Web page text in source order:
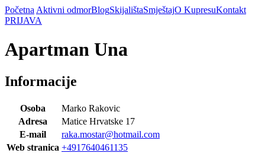
Početna Aktivni odmorBlogSkijalištaSmještajO KupresuKontakt
PRIJAVA
Apartman Una
Informacije
Osoba
Marko Rakovic
Adresa
Matice Hrvatske 17
E-mail
raka.mostar@hotmail.com
Web stranica +4917640461135